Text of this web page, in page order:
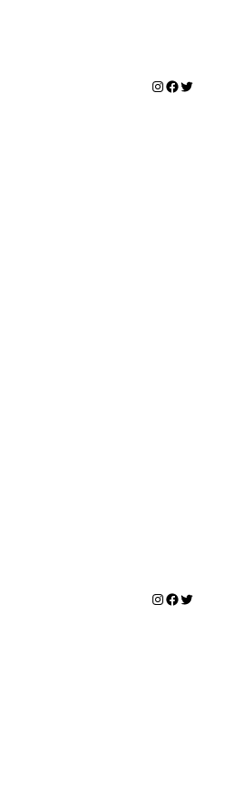
Instagram
Facebook
Twitter
Instagram
Facebook
Twitter